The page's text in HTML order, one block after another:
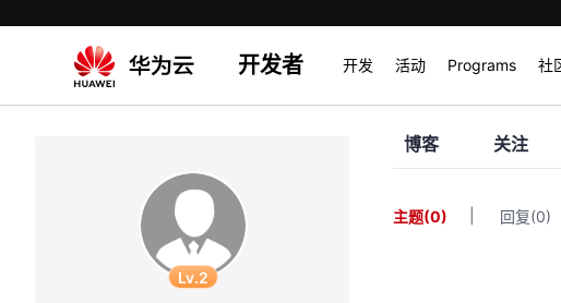
开发者 开发 活动 Programs 社
Lv.2
博客 关注
主题(0) 回复(0)